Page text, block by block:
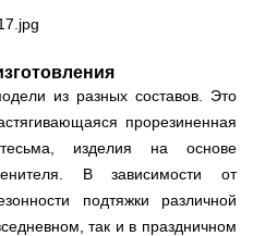
из разных составов. Это
прорезиненная
изделия на основе
В зависимости от
подтяжки различной
так и в праздничном